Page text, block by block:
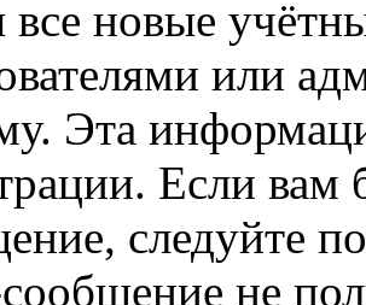
все новые
или
Эта
Если
следуйте
не